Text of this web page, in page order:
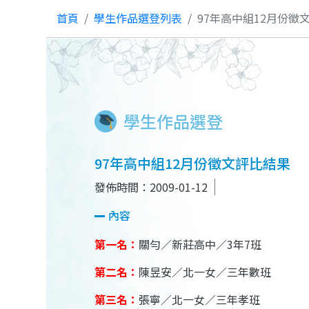
首頁 學生作品選登列表 97年高中組12月份徵
學生作品選登
97年高中組12月份徵文評比結果
發佈時間：2009-01-12
內容
第一名： 關勻／新莊高中／3年7班
第二名： 陳昱安／北一女／三年數班
第三名：張寧／北一女／三年孝班